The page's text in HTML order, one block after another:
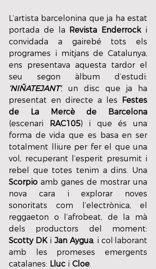
L’artista barcelonina que ja ha estat
portada de la Revista Enderrock i
convidada a gairebé tots els
programes i mitjans de Catalunya,
ens presentava aquesta tardor el
‘NIÑATEJANT’; un disc que ja ha
presentat en directe a les
Festes
de La Mercè de Barcelona
(escenari
RAC105) i que és una
forma de vida que es basa en ser
totalment lliure per fer el que una
vol, recuperant l’esperit presumit i
Scorpio amb ganes de mostrar una
nova cara i explorar noves
sonoritats com l’electrònica, el
reggaeton o l’afrobeat, de la mà
Scotty DK i Jan Aygua, i col·laborant
amb les promeses emergents
catalanes: Lluc i Cloe.